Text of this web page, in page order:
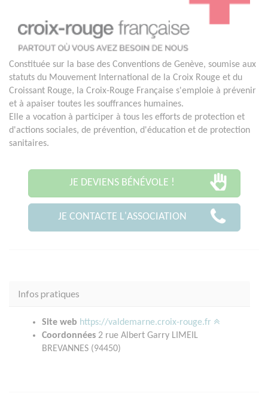
Constituée sur la base des Conventions de Genève, soumise aux
statuts du Mouvement International de la Croix Rouge et du
Croissant Rouge, la Croix-Rouge Française s'emploie à prévenir
et à apaiser toutes les souffrances humaines.
Elle a vocation à participer à tous les efforts de protection et
d'actions sociales, de prévention, d'éducation et de protection
sanitaires.
JE DEVIENS BÉNÉVOLE !
JE CONTACTE L'ASSOCIATION
Infos pratiques
Site web https://valdemarne.croix-rouge.fr
Coordonnées 2 rue Albert Garry LIMEIL
BREVANNES (94450)